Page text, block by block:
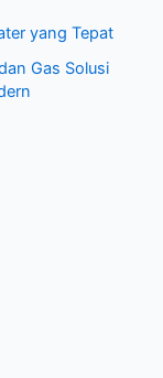
yang Tepat
Gas Solusi